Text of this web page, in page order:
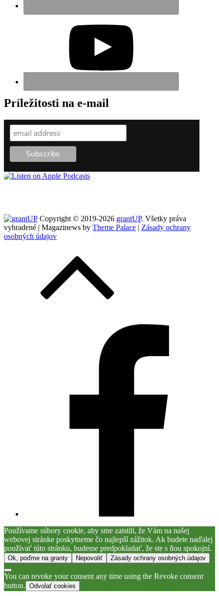
Príležitosti na e-mail
Copyright © 2019-2026 grantUP. Všetky práva
vyhradené | Magazinews by Theme Palace | Zásady ochrany
osobných údajov
Používame súbory cookie, aby sme zaistili, že Vám na našej
webovej stránke poskytneme čo najlepší zážitok. Ak budete naďalej
používať túto stránku, budeme predpokladať, že ste s ňou spokojní.
Ok, poďme na granty Nepovoliť Zásady ochrany osobných údajov
You can revoke your consent any time using the Revoke consent
button. Odvolať cookies